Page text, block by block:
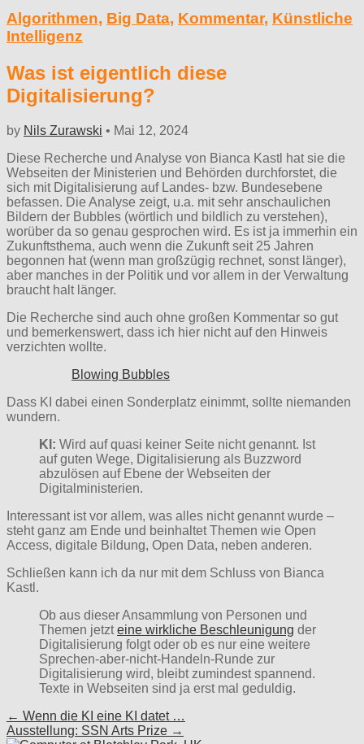
Algorithmen, Big Data, Kommentar, Künstliche
Intelligenz
Was ist eigentlich diese
Digitalisierung?
by Nils Zurawski • Mai 12, 2024
Diese Recherche und Analyse von Bianca Kastl hat sie die
Webseiten der Ministerien und Behörden durchforstet, die
sich mit Digitalisierung auf Landes- bzw. Bundesebene
befassen. Die Analyse zeigt, u.a. mit sehr anschaulichen
Bildern der Bubbles (wörtlich und bildlich zu verstehen),
worüber da so genau gesprochen wird. Es ist ja immerhin ein
Zukunftsthema, auch wenn die Zukunft seit 25 Jahren
begonnen hat (wenn man großzügig rechnet, sonst länger),
aber manches in der Politik und vor allem in der Verwaltung
braucht halt länger.
Die Recherche sind auch ohne großen Kommentar so gut
und bemerkenswert, dass ich hier nicht auf den Hinweis
verzichten wollte.
Blowing Bubbles
Dass KI dabei einen Sonderplatz einimmt, sollte niemanden
wundern.
KI: Wird auf quasi keiner Seite nicht genannt. Ist
auf guten Wege, Digitalisierung als Buzzword
abzulösen auf Ebene der Webseiten der
Digitalministerien.
Interessant ist vor allem, was alles nicht genannt wurde –
steht ganz am Ende und beinhaltet Themen wie Open
Access, digitale Bildung, Open Data, neben anderen.
Schließen kann ich da nur mit dem Schluss von Bianca
Kastl.
Ob aus dieser Ansammlung von Personen und
Themen jetzteine wirkliche Beschleunigung der
Digitalisierung folgt oder ob es nur eine weitere
Sprechen-aber-nicht-Handeln-Runde zur
Digitalisierung wird, bleibt zumindest spannend.
Texte in Webseiten sind ja erst mal geduldig.
Post
navigation
← Wenn die KI eine KI datet …
Ausstellung: SSN Arts Prize →